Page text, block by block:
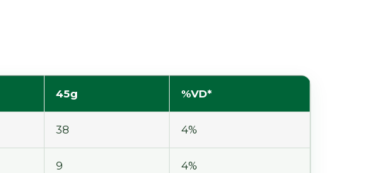
45g %VD*
38 4%
9 4%